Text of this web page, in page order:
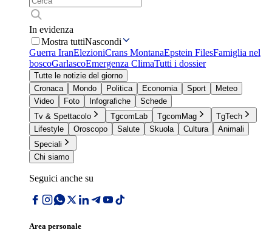
In evidenza
Mostra tuttiNascondi
Guerra IranElezioniCrans MontanaEpstein FilesFamiglia nel
boscoGarlascoEmergenza ClimaTutti i dossier
Tutte le notizie del giorno
Cronaca
Mondo Politica Economia Sport
Meteo
Video
Foto Infografiche
Schede
Tv & Spettacolo
TgcomLab TgcomMag
TgTech
Lifestyle
Oroscopo Salute Skuola Cultura
Animali
Speciali
Chi siamo
Seguici anche su
Area personale